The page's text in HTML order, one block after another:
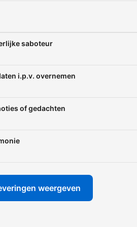
dan theorie :-) Ga
mini-cursus/ voor nog veel
saboteur
i.p.v. overnemen
of gedachten
weergeven